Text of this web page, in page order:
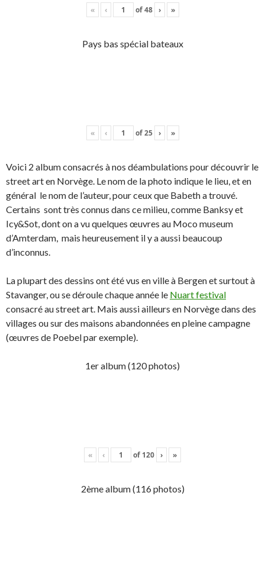
« ‹ of48 › »
Pays bas spécial bateaux
« ‹ of25 › »
Voici 2 album consacrés à nos déambulations pour découvrir le
street art en Norvège. Le nom de la photo indique le lieu, et en
général le nom de l’auteur, pour ceux que Babeth a trouvé.
Certains sont très connus dans ce milieu, comme Banksy et
Icy&Sot, dont on a vu quelques œuvres au Moco museum
d’Amterdam, mais heureusement il y a aussi beaucoup
d’inconnus.
La plupart des dessins ont été vus en ville à Bergen et surtout à
Stavanger, ou se déroule chaque année le Nuart festival
consacré au street art. Mais aussi ailleurs en Norvège dans des
villages ou sur des maisons abandonnées en pleine campagne
(œuvres de Poebel par exemple).
1er album (120 photos)
« ‹ of 120 › »
2ème album (116 photos)